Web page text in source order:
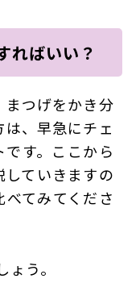
ればいい？
つげをかき分
、早急にチェ
す。ここから
ていきますの
てみてくださ
う。